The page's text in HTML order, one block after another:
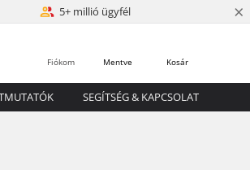
5+ millió ügyfél ×
Kosár
Mentve
Fiókom
SEGÍTSÉG & KAPCSOLAT